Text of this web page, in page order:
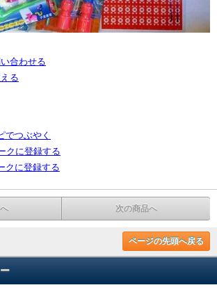
合わせる
る
でつぶやく
クに登録する
クに登録する
次の商品へ
ページの先頭へ戻る